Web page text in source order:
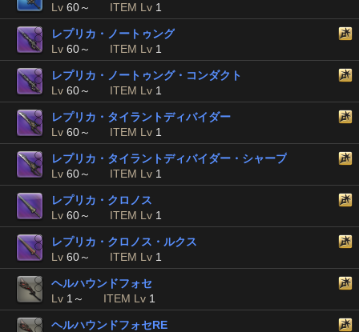
Lv 60～ ITEM Lv 1
レプリカ・ノートゥング
Lv 60～ ITEM Lv 1
レプリカ・ノートゥング・コンダクト
Lv 60～ ITEM Lv 1
レプリカ・タイラントディバイダー
Lv 60～ ITEM Lv 1
レプリカ・タイラントディバイダー・シャープ
Lv 60～ ITEM Lv 1
レプリカ・クロノス
Lv 60～ ITEM Lv 1
レプリカ・クロノス・ルクス
Lv 60～ ITEM Lv 1
ヘルハウンドフォセ
Lv 1～ ITEM Lv 1
ヘルハウンドフォセRE